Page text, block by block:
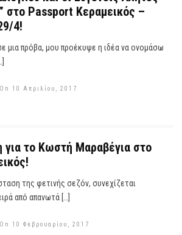
στο Passport Κεραμεικός –
4!
μια πρόβα, μου προέκυψε η ιδέα να ονομάσω
10 Απριλίου, 2017
για το Κωστή Μαραβέγια στο
της φετινής σεζόν, συνεχίζεται
από απανωτά […]
10 Φεβρουαρίου, 2017